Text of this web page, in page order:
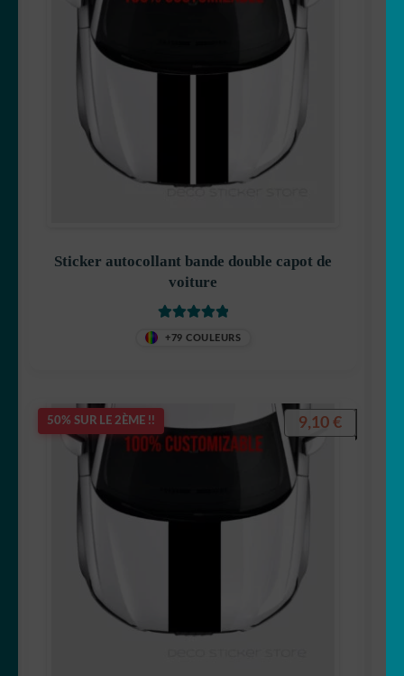
Sticker autocollant bande double capot de
voiture
+79 COULEURS
50% SUR LE 2ÈME !! 9,10 €